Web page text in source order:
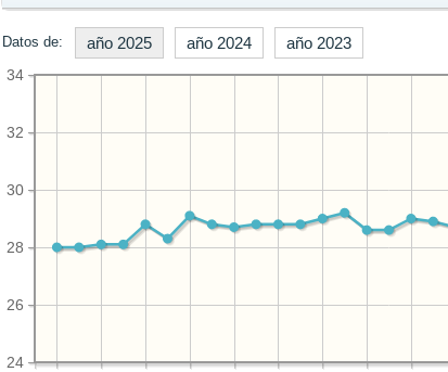
Datos de: año 2025 año 2024 año 2023
24
26
28
30
32
34